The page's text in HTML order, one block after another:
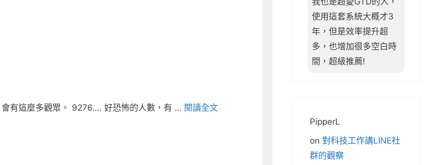
有這麼多觀眾。 9276…. 好恐怖的人數，有 … 閱讀全文
使用這套系統大概才3
年，但是效率提升超
多，也增加很多空白時
間，超級推薦!
PipperL
on 對科技工作講LINE社
群的觀察